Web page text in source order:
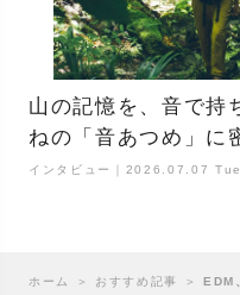
山の記憶を、音で持
ねの「音あつめ」に
インタビュー｜2026.07.07 Tue
ホーム ＞ おすすめ記事 ＞EDM